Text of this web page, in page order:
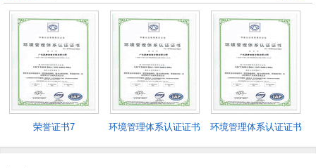
荣誉证书7
环境管理体系认证证书
环境管理体系认证证书